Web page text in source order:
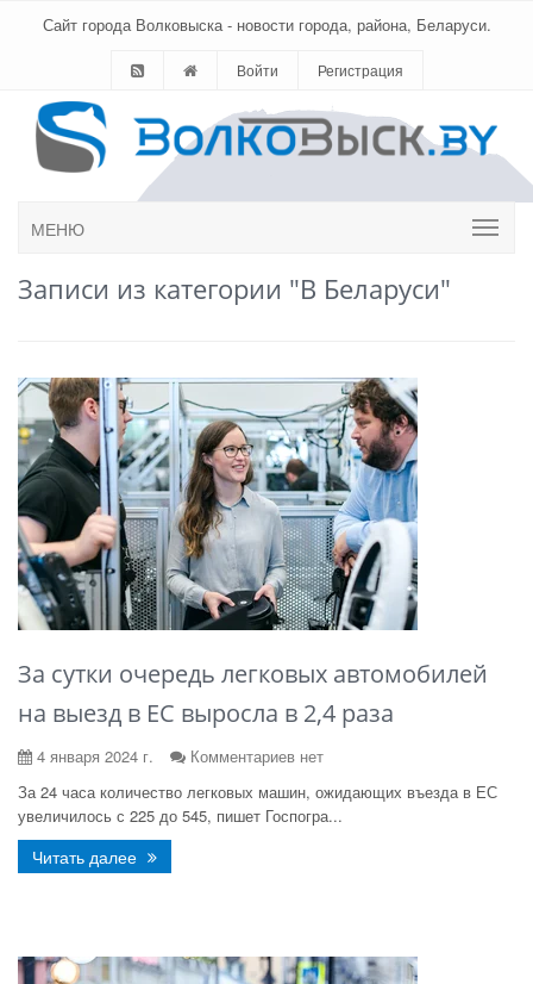
Сайт города Волковыска - новости города, района, Беларуси.
Войти Регистрация
МЕНЮ
Записи из категории "В Беларуси"
За сутки очередь легковых автомобилей
на выезд в ЕС выросла в 2,4 раза
4 января 2024 г.
Комментариев нет
За 24 часа количество легковых машин, ожидающих въезда в ЕС
увеличилось с 225 до 545, пишет Госпогра...
Читать далее